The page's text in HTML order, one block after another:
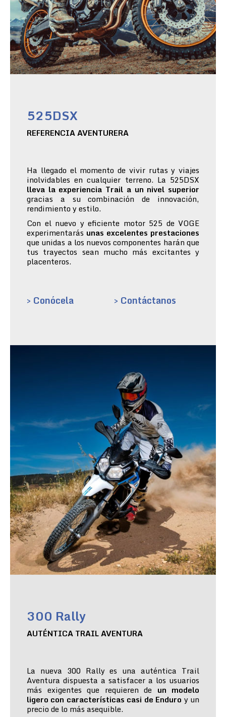
525DSX
REFERENCIA AVENTURERA
Ha llegado el momento de vivir rutas y viajes
inolvidables en cualquier terreno. La 525DSX
lleva la experiencia Trail a un nivel superior
gracias a su combinación de innovación,
rendimiento y estilo.
Con el nuevo y eficiente motor 525 de VOGE
experimentarás unas excelentes prestaciones
que unidas a los nuevos componentes harán que
tus trayectos sean mucho más excitantes y
placenteros.
> Conócela > Contáctanos
300 Rally
AUTÉNTICA TRAIL AVENTURA
La nueva 300 Rally es una auténtica Trail
Aventura dispuesta a satisfacer a los usuarios
más exigentes que requieren de un modelo
ligero con características casi de Enduro y un
precio de lo más asequible.